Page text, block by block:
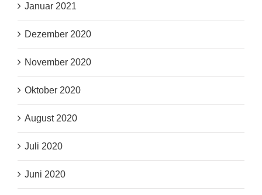
Januar 2021
Dezember 2020
November 2020
Oktober 2020
August 2020
Juli 2020
Juni 2020